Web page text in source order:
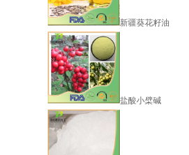
新疆葵花籽油
盐酸小檗碱